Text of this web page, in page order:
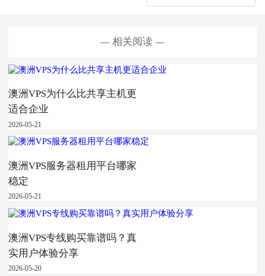
相关阅读
澳洲VPS为什么比共享主机更
适合企业
2026-05-21
澳洲VPS服务器租用平台哪家
稳定
2026-05-21
澳洲VPS专线购买靠谱吗？真
实用户体验分享
2026-05-20